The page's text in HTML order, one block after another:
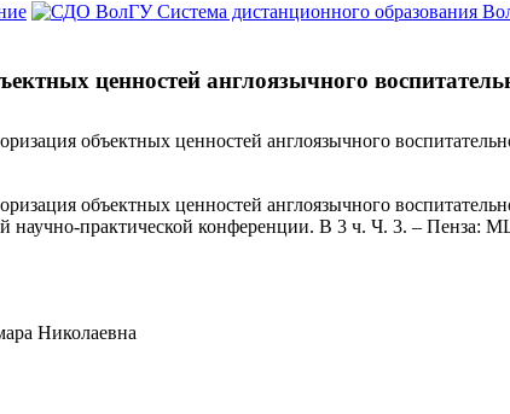
Система дистанционного образования
ценностей англоязычного
объектных ценностей англоязычного
объектных ценностей англоязычного
научно-практической конференции. В 3 ч. Ч. 3. – Пенза:
Николаевна